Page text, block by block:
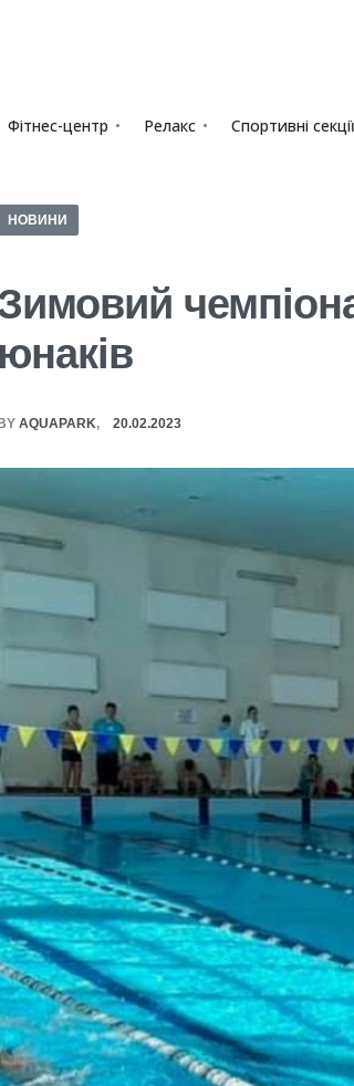
Фітнес-центр Релакс Спортивні секції
НОВИНИ
юнаків
BYAQUAPARK 20.02.2023